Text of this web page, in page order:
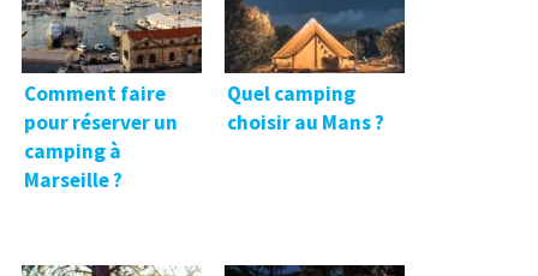
Comment faire
pour réserver un
camping à
Marseille ?
Quel camping
choisir au Mans ?